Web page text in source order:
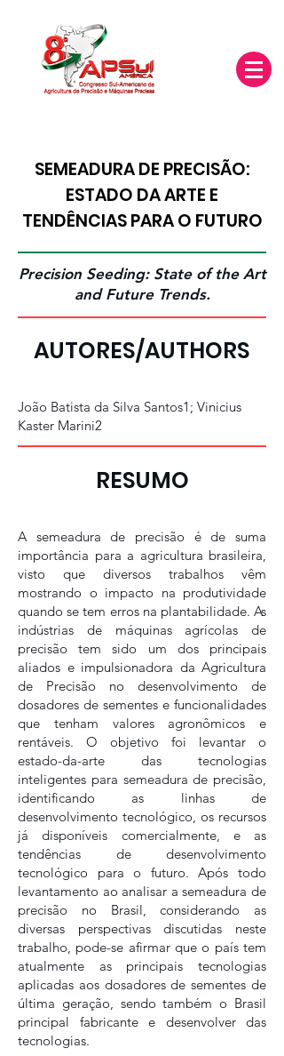
SEMEADURA DE PRECISÃO:
ESTADO DA ARTE E
TENDÊNCIAS PARA O FUTURO
Precision Seeding: State of the Art
and Future Trends.
AUTORES/AUTHORS
João Batista da Silva Santos1; Vinicius
Kaster Marini2
RESUMO
A semeadura de precisão é de suma
importância para a agricultura brasileira,
visto que diversos trabalhos vêm
mostrando o impacto na produtividade
quando se tem erros na plantabilidade. As
indústrias de máquinas agrícolas de
precisão tem sido um dos principais
aliados e impulsionadora da Agricultura
de Precisão no desenvolvimento de
dosadores de sementes e funcionalidades
que tenham valores agronômicos e
rentáveis. O objetivo foi levantar o
estado-da-arte das tecnologias
inteligentes para semeadura de precisão,
identificando as linhas de
desenvolvimento tecnológico, os recursos
já disponíveis comercialmente, e as
tendências de desenvolvimento
tecnológico para o futuro. Após todo
levantamento ao analisar a semeadura de
precisão no Brasil, considerando as
diversas perspectivas discutidas neste
trabalho, pode-se afirmar que o país tem
atualmente as principais tecnologias
aplicadas aos dosadores de sementes de
última geração, sendo também o Brasil
principal fabricante e desenvolver das
tecnologias.